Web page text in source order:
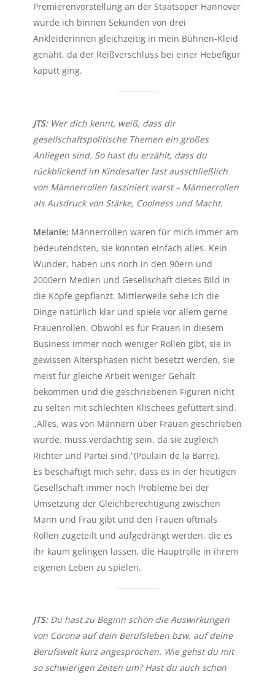
Premierenvorstellung an der Staatsoper Hannover
wurde ich binnen Sekunden von drei
Ankleiderinnen gleichzeitig in mein Bühnen-Kleid
genäht, da der Reißverschluss bei einer Hebefigur
kaputt ging.
JTS:Wer dich kennt, weiß, dass dir
gesellschaftspolitische Themen ein großes
Anliegen sind. So hast du erzählt, dass du
rückblickend im Kindesalter fast ausschließlich
von Männerrollen fasziniert warst – Männerrollen
als Ausdruck von Stärke, Coolness und Macht.
Melanie: Männerrollen waren für mich immer am
bedeutendsten, sie konnten einfach alles. Kein
Wunder, haben uns noch in den 90ern und
2000ern Medien und Gesellschaft dieses Bild in
die Köpfe gepflanzt. Mittlerweile sehe ich die
Dinge natürlich klar und spiele vor allem gerne
Frauenrollen. Obwohl es für Frauen in diesem
Business immer noch weniger Rollen gibt, sie in
gewissen Altersphasen nicht besetzt werden, sie
meist für gleiche Arbeit weniger Gehalt
bekommen und die geschriebenen Figuren nicht
zu selten mit schlechten Klischees gefüttert sind.
„Alles, was von Männern über Frauen geschrieben
wurde, muss verdächtig sein, da sie zugleich
Richter und Partei sind.“(Poulain de la Barre).
Es beschäftigt mich sehr, dass es in der heutigen
Gesellschaft immer noch Probleme bei der
Umsetzung der Gleichberechtigung zwischen
Mann und Frau gibt und den Frauen oftmals
Rollen zugeteilt und aufgedrängt werden, die es
ihr kaum gelingen lassen, die Hauptrolle in ihrem
eigenen Leben zu spielen.
JTS:Du hast zu Beginn schon die Auswirkungen
von Corona auf dein Berufsleben bzw. auf deine
Berufswelt kurz angesprochen. Wie gehst du mit
so schwierigen Zeiten um? Hast du auch schon